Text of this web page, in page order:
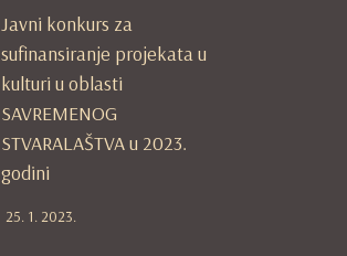
Javni konkurs za
sufinansiranje projekata u
kulturi u oblasti
SAVREMENOG
STVARALAŠTVA u 2023.
godini
25. 1. 2023.